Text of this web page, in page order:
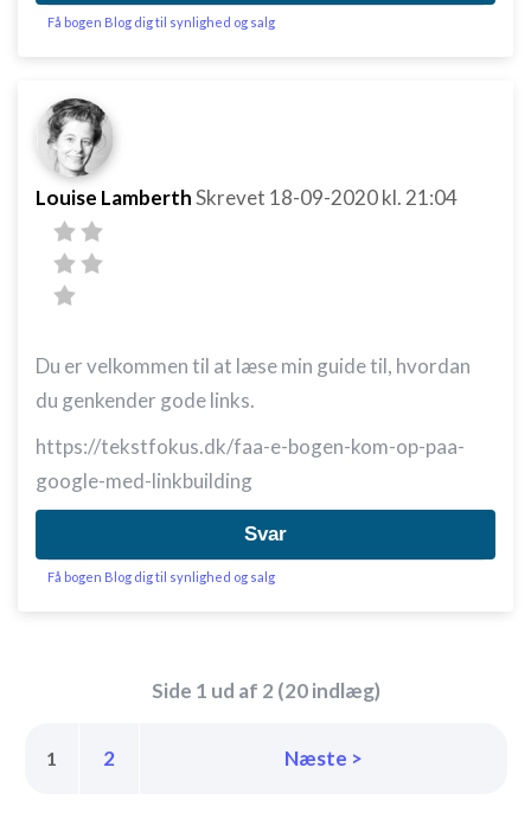
Få bogen Blog dig til synlighed og salg
Louise LamberthSkrevet 18-09-2020kl. 21:04
Du er velkommen til at læse min guide til, hvordan
du genkender gode links.
https://tekstfokus.dk/faa-e-bogen-kom-op-paa-
google-med-linkbuilding
Svar
Få bogen Blog dig til synlighed og salg
Side 1 ud af 2 (20 indlæg)
1 2 Næste >